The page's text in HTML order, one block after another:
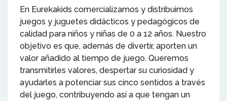
En Eurekakids comercializamos y distribuimos
juegos y juguetes didácticos y pedagógicos de
calidad para niños y niñas de 0 a 12 años. Nuestro
objetivo es que, además de divertir, aporten un
valor añadido al tiempo de juego. Queremos
transmitirles valores, despertar su curiosidad y
ayudarles a potenciar sus cinco sentidos a través
del juego, contribuyendo así a que tengan un